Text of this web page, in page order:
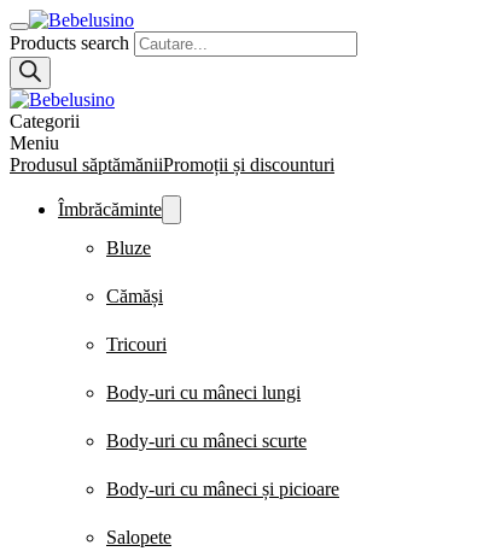
Products search
Categorii
Meniu
Produsul săptămăniiPromoții și discounturi
Îmbrăcăminte
Bluze
Cămăși
Tricouri
Body-uri cu mâneci lungi
Body-uri cu mâneci scurte
Body-uri cu mâneci și picioare
Salopete